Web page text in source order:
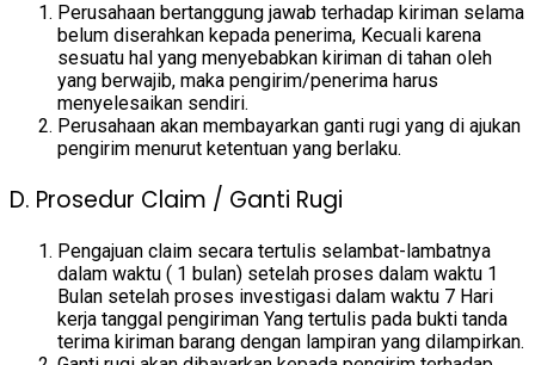
Perusahaan bertanggung jawab terhadap kiriman selama
belum diserahkan kepada penerima, Kecuali karena
sesuatu hal yang menyebabkan kiriman di tahan oleh
yang berwajib, maka pengirim/penerima harus
menyelesaikan sendiri.
Perusahaan akan membayarkan ganti rugi yang di ajukan
pengirim menurut ketentuan yang berlaku.
D. Prosedur Claim / Ganti Rugi
Pengajuan claim secara tertulis selambat-lambatnya
dalam waktu ( 1 bulan) setelah proses dalam waktu 1
Bulan setelah proses investigasi dalam waktu 7 Hari
kerja tanggal pengiriman Yang tertulis pada bukti tanda
terima kiriman barang dengan lampiran yang dilampirkan.